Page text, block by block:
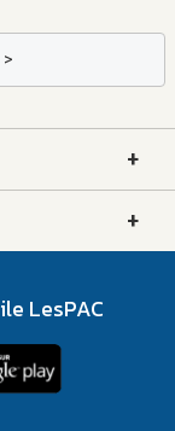
>
+
+
LesPAC